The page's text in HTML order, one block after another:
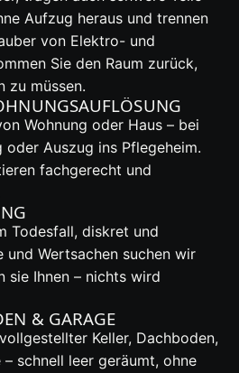
Aufzug heraus und trennen
von Elektro- und
Sie den Raum zurück,
zu müssen.
Wohnung oder Haus – bei
oder Auszug ins Pflegeheim.
fachgerecht und
Todesfall, diskret und
Wertsachen suchen wir
sie Ihnen – nichts wird
& GARAGE
Keller, Dachboden,
schnell leer geräumt, ohne